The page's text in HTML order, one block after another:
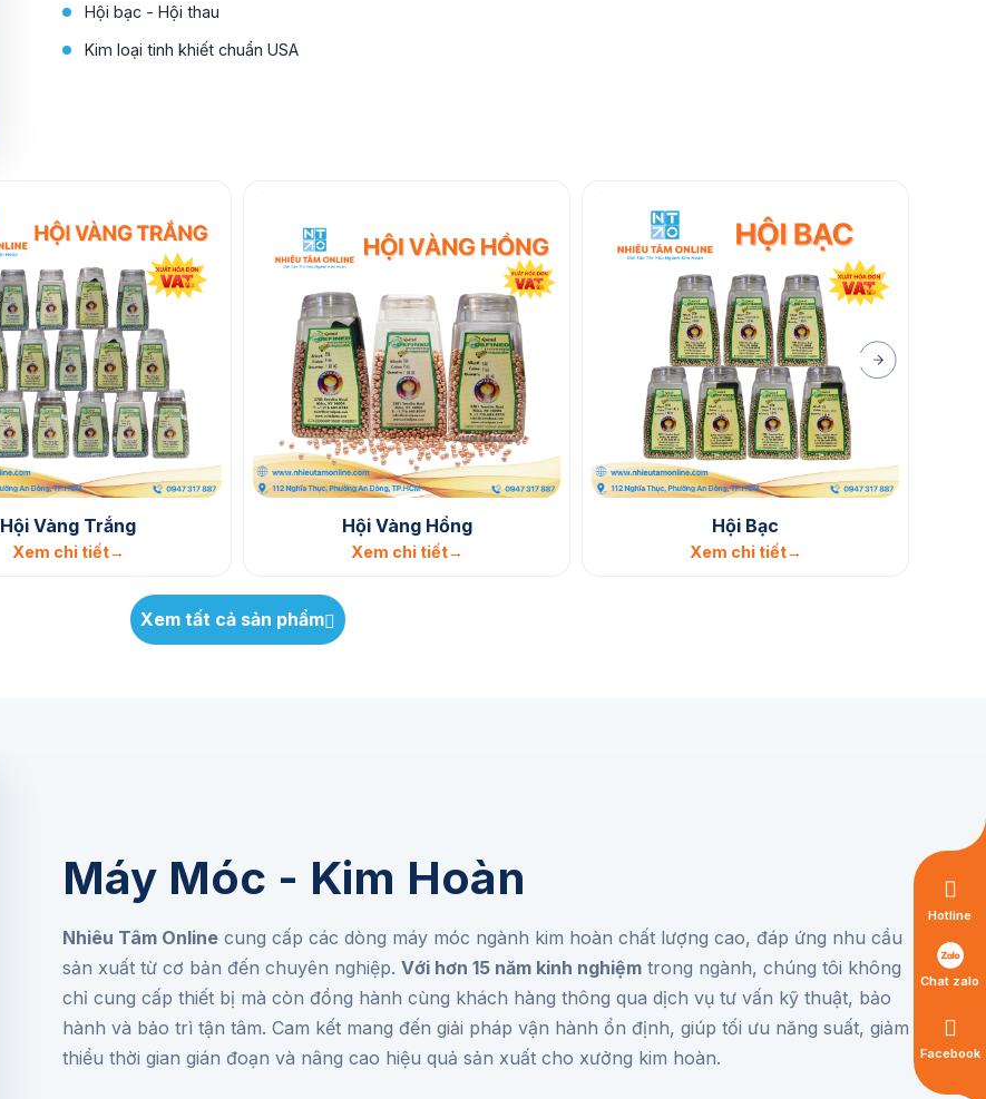
Hội bạc - Hội thau
Kim loại tinh khiết chuẩn USA
Hội Vàng Trắng
Xem chi tiết
Hội Vàng Hồng
Xem chi tiết
Hội Bạc
Xem chi tiết
Xem tất cả sản phẩm
Máy Móc - Kim Hoàn
Nhiêu Tâm Online cung cấp các dòng máy móc ngành kim hoàn chất lượng cao, đáp ứng nhu cầu
sản xuất từ cơ bản đến chuyên nghiệp. Với hơn 15 năm kinh nghiệm trong ngành, chúng tôi không
chỉ cung cấp thiết bị mà còn đồng hành cùng khách hàng thông qua dịch vụ tư vấn kỹ thuật, bảo
hành và bảo trì tận tâm. Cam kết mang đến giải pháp vận hành ổn định, giúp tối ưu năng suất, giảm
thiểu thời gian gián đoạn và nâng cao hiệu quả sản xuất cho xưởng kim hoàn.
Hotline
Chat zalo
Facebook